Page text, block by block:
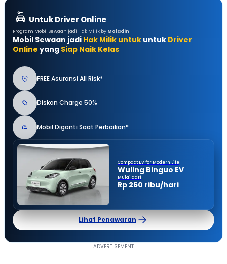
Untuk Driver Online
Program Mobil Sewaan jadi Hak Milik by Moladin
Mobil Sewaan jadi Hak Milik untuk untuk Driver
Online yang Siap Naik Kelas
FREE Asuransi All Risk*
Diskon Charge 50%
Mobil Diganti Saat Perbaikan*
Compact EV for Modern Life
Wuling Binguo EV
Mulai dari
Rp 260 ribu/hari
Lihat Penawaran